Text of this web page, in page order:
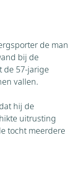
de man
bij de
de 57-jarige
vallen.
hij de
uitrusting
tocht meerdere